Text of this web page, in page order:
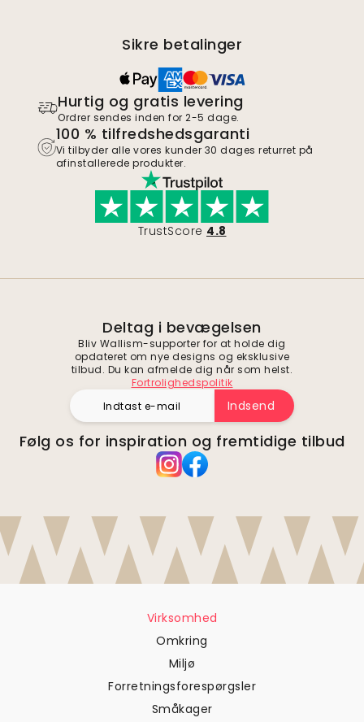
Sikre betalinger
Hurtig og gratis levering
Ordrer sendes inden for 2-5 dage.
100 % tilfredshedsgaranti
Vi tilbyder alle vores kunder 30 dages returret på
afinstallerede produkter.
TrustScore 4.8
Deltag i bevægelsen
Bliv Wallism-supporter for at holde dig
opdateret om nye designs og eksklusive
tilbud. Du kan afmelde dig når som helst.
Fortrolighedspolitik
Indsend
Følg os for inspiration og fremtidige tilbud
Virksomhed
Omkring
Miljø
Forretningsforespørgsler
Småkager